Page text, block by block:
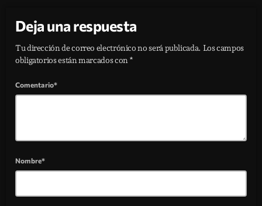
Deja una respuesta
Tu dirección de correo electrónico no será publicada. Los campos
obligatorios están marcados con *
Comentario*
Nombre*